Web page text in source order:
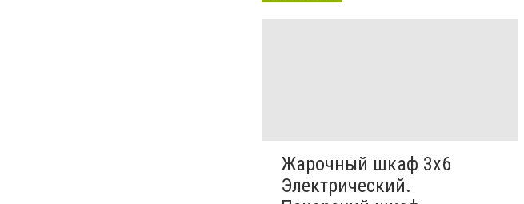
Жарочный шкаф 3х6
Электрический.